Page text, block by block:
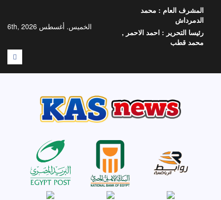
المحتوى
الخميس. أغسطس 6th, 2026
المشرف العام : محمد
الدمرداش
رئيسا التحرير : احمد الاحمر ,
محمد قطب
F